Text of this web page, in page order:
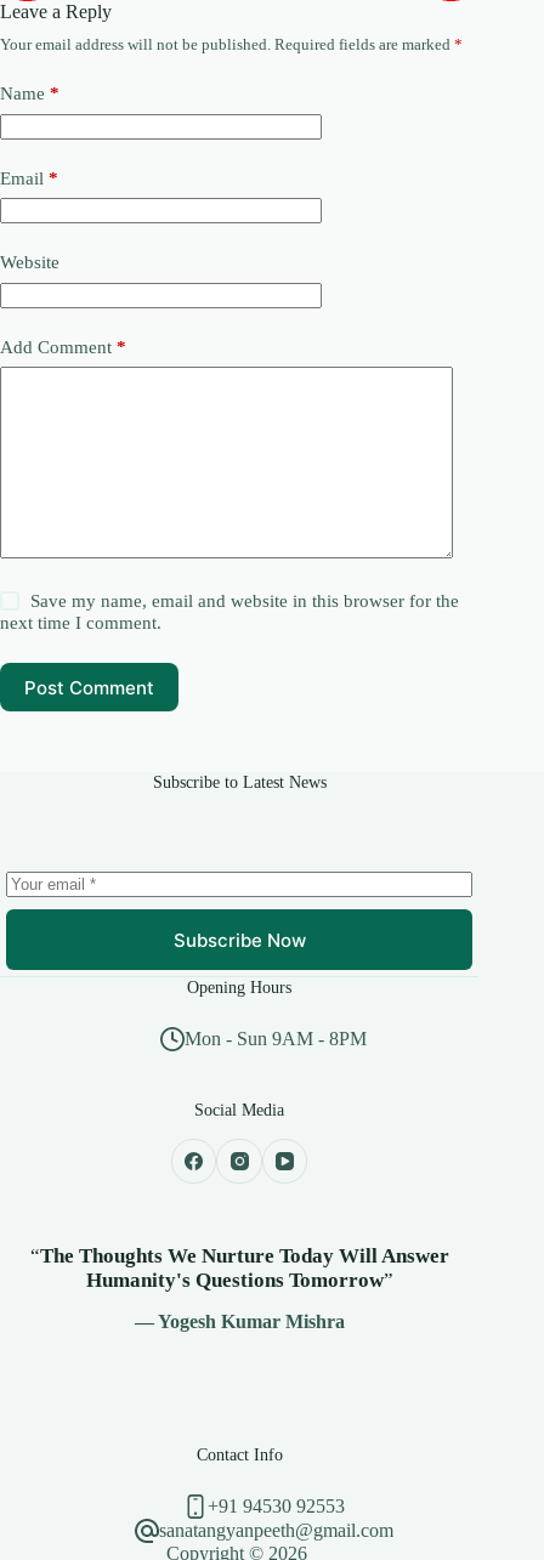
Leave a Reply
Your email address will not be published. Required fields are marked *
Name *
Email *
Website
Add Comment *
Save my name, email and website in this browser for the
next time I comment.
Post Comment
Subscribe to Latest News
Subscribe Now
Opening Hours
Mon - Sun 9AM - 8PM
Social Media
“The Thoughts We Nurture Today Will Answer
Humanity's Questions Tomorrow”
— Yogesh Kumar Mishra
Contact Info
+91 94530 92553
sanatangyanpeeth@gmail.com
Copyright © 2026